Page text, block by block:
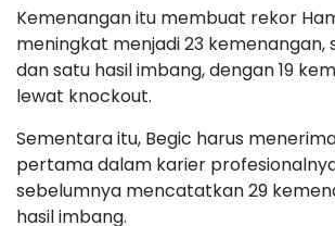
Kemenangan itu membuat rekor
meningkat menjadi 23 kemenangan,
dan satu hasil imbang, dengan 19
lewat knockout.
Sementara itu, Begic harus
pertama dalam karier
sebelumnya mencatatkan 29
hasil imbang.